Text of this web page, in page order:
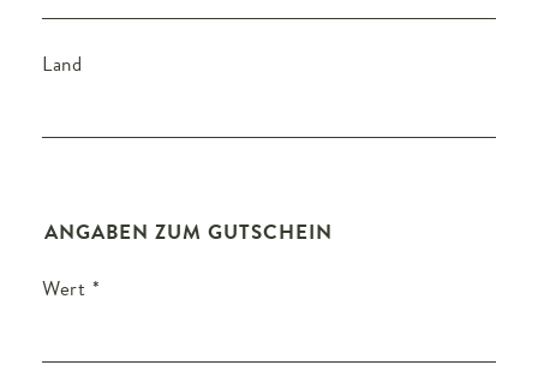
Land
ANGABEN ZUM GUTSCHEIN
Wert *